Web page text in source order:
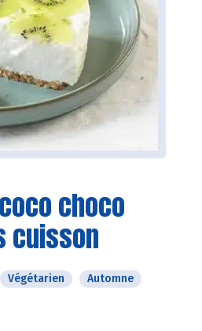
choco
cuisson
Végétarien
Automne